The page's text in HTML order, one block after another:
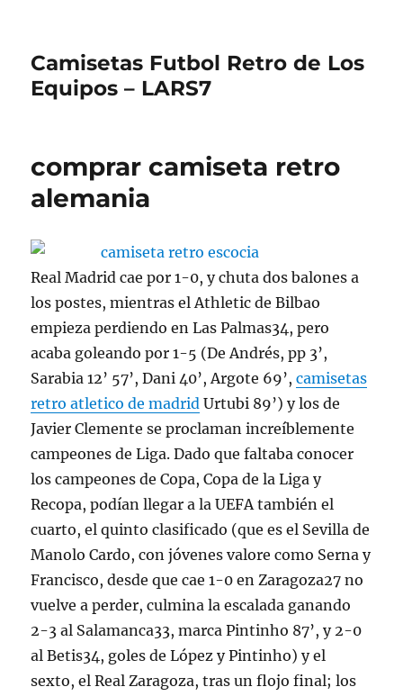
Camisetas Futbol Retro de Los
Equipos – LARS7
comprar camiseta retro
alemania
Real Madrid cae por 1-0, y chuta dos balones a
los postes, mientras el Athletic de Bilbao
empieza perdiendo en Las Palmas34, pero
acaba goleando por 1-5 (De Andrés, pp 3’,
Sarabia 12’ 57’, Dani 40’, Argote 69’,camisetas
retro atletico de madrid Urtubi 89’) y los de
Javier Clemente se proclaman increíblemente
campeones de Liga. Dado que faltaba conocer
los campeones de Copa, Copa de la Liga y
Recopa, podían llegar a la UEFA también el
cuarto, el quinto clasificado (que es el Sevilla de
Manolo Cardo, con jóvenes valore como Serna y
Francisco, desde que cae 1-0 en Zaragoza27 no
vuelve a perder, culmina la escalada ganando
2-3 al Salamanca33, marca Pintinho 87’, y 2-0
al Betis34, goles de López y Pintinho) y el
sexto, el Real Zaragoza, tras un flojo final; los